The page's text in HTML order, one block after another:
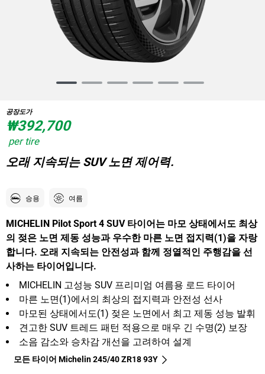
of
6
공장도가
₩392,700
per tire
오래 지속되는 SUV 노면 제어력.
승용 여름
MICHELIN Pilot Sport 4 SUV 타이어는 마모 상태에서도 최상
의 젖은 노면 제동 성능과 우수한 마른 노면 접지력(1)을 자랑
합니다. 오래 지속되는 안전성과 함께 정열적인 주행감을 선
사하는 타이어입니다.
MICHELIN 고성능 SUV 프리미엄 여름용 로드 타이어
마른 노면(1)에서의 최상의 접지력과 안전성 선사
마모된 상태에서도(1) 젖은 노면에서 최고 제동 성능 발휘
견고한 SUV 트레드 패턴 적용으로 매우 긴 수명(2) 보장
소음 감소와 승차감 개선을 고려하여 설계
모든 타이어 Michelin 245/40 ZR18 93Y